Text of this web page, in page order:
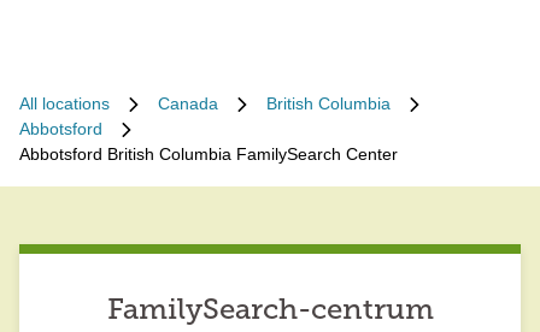
All locations Canada
British Columbia
Abbotsford
Abbotsford British Columbia FamilySearch Center
FamilySearch-centrum